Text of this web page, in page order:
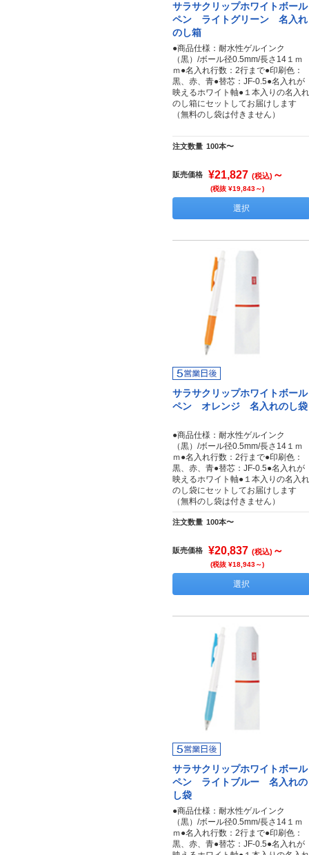
サラサクリップホワイトボール
ペン ライトグリーン 名入れ
のし箱
●商品仕様：耐水性ゲルインク
（黒）/ボール径0.5mm/長さ14１ｍ
ｍ●名入れ行数：2行まで●印刷色：
黒、赤、青●替芯：JF-0.5●名入れが
映えるホワイト軸●１本入りの名入れ
のし箱にセットしてお届けします
（無料のし袋は付きません）
注文数量 100本〜
販売価格 ¥21,827 (税込) ～
(税抜 ¥19,843～)
選択
サラサクリップホワイトボール
ペン オレンジ 名入れのし袋
●商品仕様：耐水性ゲルインク
（黒）/ボール径0.5mm/長さ14１ｍ
ｍ●名入れ行数：2行まで●印刷色：
黒、赤、青●替芯：JF-0.5●名入れが
映えるホワイト軸●１本入りの名入れ
のし袋にセットしてお届けします
（無料のし袋は付きません）
注文数量 100本〜
販売価格 ¥20,837 (税込) ～
(税抜 ¥18,943～)
選択
サラサクリップホワイトボール
ペン ライトブルー 名入れの
し袋
●商品仕様：耐水性ゲルインク
（黒）/ボール径0.5mm/長さ14１ｍ
ｍ●名入れ行数：2行まで●印刷色：
黒、赤、青●替芯：JF-0.5●名入れが